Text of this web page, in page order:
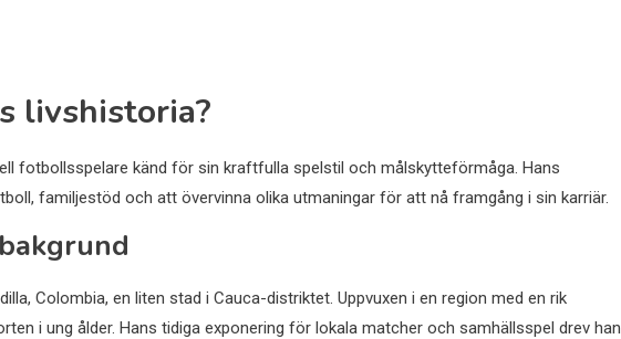
livshistoria?
fotbollsspelare känd för sin kraftfulla spelstil och målskytteförmåga. Hans
familjestöd och att övervinna olika utmaningar för att nå framgång i sin karriär.
Colombia, en liten stad i Cauca-distriktet. Uppvuxen i en region med en rik
i ung ålder. Hans tidiga exponering för lokala matcher och samhällsspel drev